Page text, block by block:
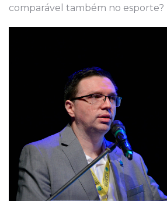
comparável também no esporte?